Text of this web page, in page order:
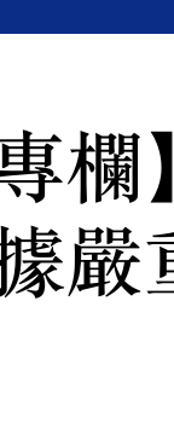
欄
嚴